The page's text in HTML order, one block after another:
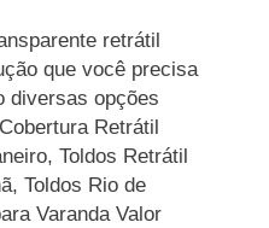
retrátil
que você precisa
diversas opções
Retrátil
Toldos Retrátil
Toldos Rio de
Varanda Valor